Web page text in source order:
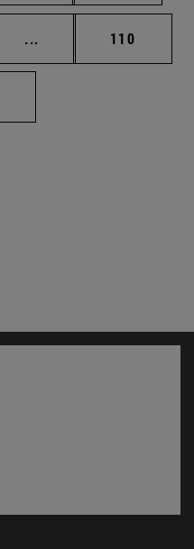
... Páginas intermedias
Página
110